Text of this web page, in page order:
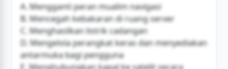
A. Mengganti peran mualim navigasi
B. Mencegah kebakaran di ruang server
C. Menghasilkan listrik cadangan
D. Mengelola perangkat keras dan menyediakan
antarmuka bagi pengguna
E. Menghubungkan kapal ke satelit secara